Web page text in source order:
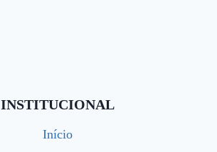
INSTITUCIONAL
Início